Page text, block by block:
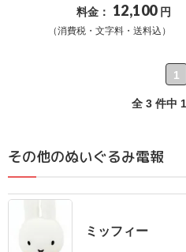
確
認
利
料金： 12,100 円
（消費税・文字料・送料込）
1
全 3 件中
その他のぬいぐるみ電報
ミッフィー